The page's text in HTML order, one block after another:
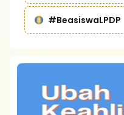
#BeasiswaLPDP